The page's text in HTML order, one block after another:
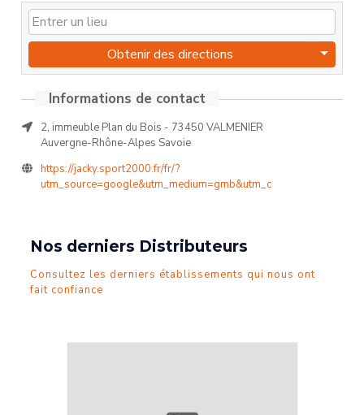
Obtenir des directions
Informations de contact
2, immeuble Plan du Bois - 73450 VALMENIER
Auvergne-Rhône-Alpes Savoie
https://jacky.sport2000.fr/fr/?
utm_source=google&utm_medium=gmb&utm_c
Nos derniers Distributeurs
Consultez les derniers établissements qui nous ont
fait confiance